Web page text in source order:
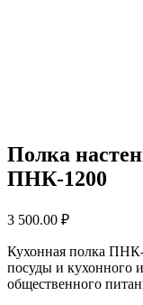
Полка
ПНК-1200
3 500.00 ₽
Кухонная полка ПНК-
посуды и кухонного
общественного